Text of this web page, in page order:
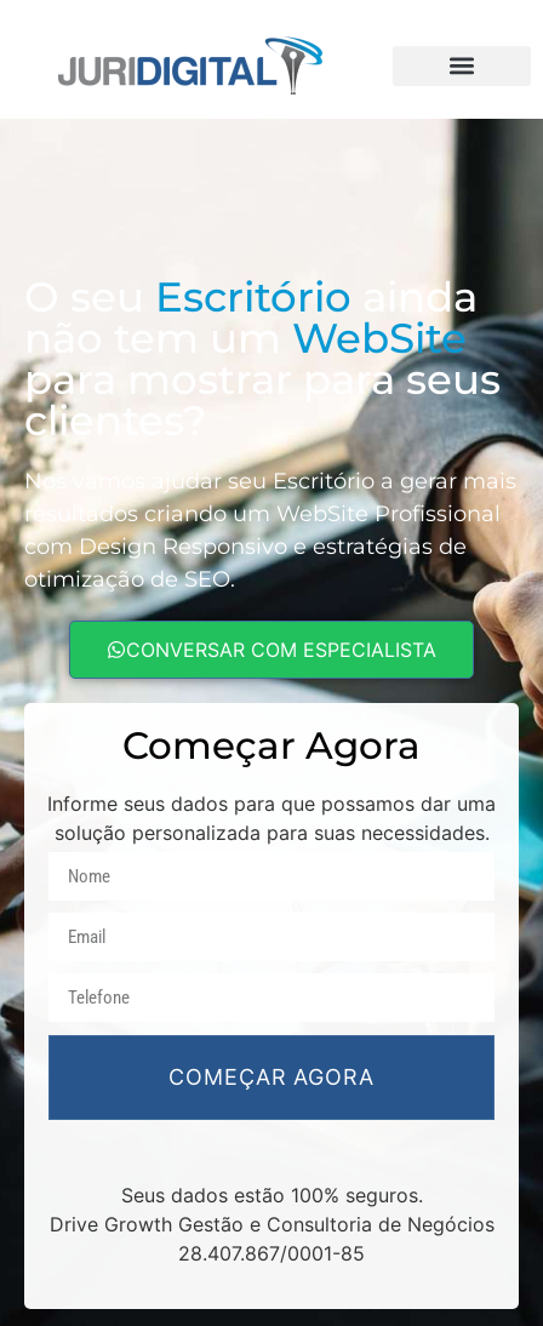
Escritório
ainda
não tem um WebSite
para mostrar para seus
clientes?
Nos vamos ajudar seu Escritório a gerar mais
resultados criando um WebSite Profissional
com Design Responsivo e estratégias de
otimização de SEO.
CONVERSAR COM ESPECIALISTA
Começar Agora
Informe seus dados para que possamos dar uma
solução personalizada para suas necessidades.
COMEÇAR AGORA
Seus dados estão 100% seguros.
Drive Growth Gestão e Consultoria de Negócios
28.407.867/0001-85